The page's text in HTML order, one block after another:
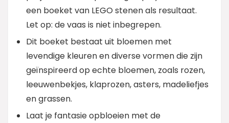
een boeket van LEGO stenen als resultaat.
Let op: de vaas is niet inbegrepen.
Dit boeket bestaat uit bloemen met
levendige kleuren en diverse vormen die zijn
geïnspireerd op echte bloemen, zoals rozen,
leeuwenbekjes, klaprozen, asters, madeliefjes
en grassen.
Laat je fantasie opbloeien met de